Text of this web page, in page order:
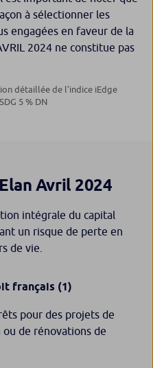
à sélectionner les
engagées en faveur de la
2024 ne constitue pas
détaillée de l’indice iEdge
5 % DN
Avril 2024
intégrale du capital
un risque de perte en
de vie.
français (1)
pour des projets de
de rénovations de